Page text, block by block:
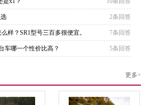
2条回答
7条回答
样？SR1型号三百多很便宜。
5条回答
车哪一个性价比高？
更多>